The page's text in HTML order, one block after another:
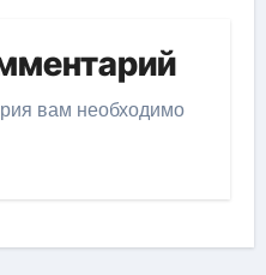
вам необходимо